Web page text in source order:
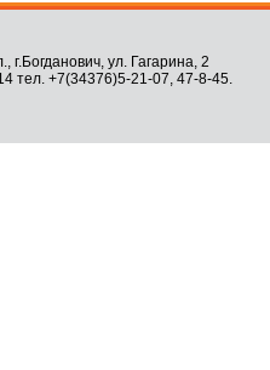
г.Богданович, ул. Гагарина, 2
тел. +7(34376)5-21-07, 47-8-45.